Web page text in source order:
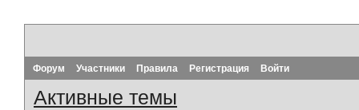
Форум Участники Правила Регистрация Войти
Активные темы